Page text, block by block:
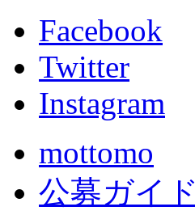
Facebook
Twitter
Instagram
mottomo
公募ガイド